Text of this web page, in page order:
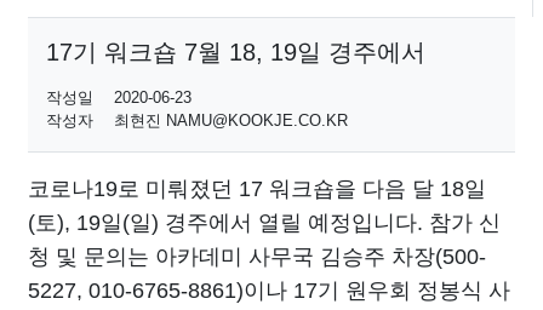
17기 워크숍 7월 18, 19일 경주에서
작성일
2020-06-23
작성자
최현진 NAMU@KOOKJE.CO.KR
코로나19로 미뤄졌던 17 워크숍을 다음 달 18일
(토), 19일(일) 경주에서 열릴 예정입니다. 참가 신
청 및 문의는 아카데미 사무국 김승주 차장(500-
5227, 010-6765-8861)이나 17기 원우회 정봉식 사